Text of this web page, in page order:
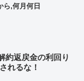
ら,何月何日
約返戻金の利回り
れるな！